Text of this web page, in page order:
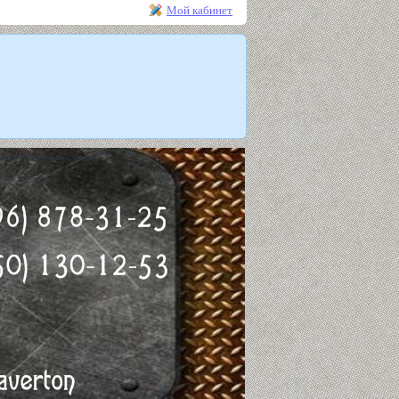
Мой кабинет